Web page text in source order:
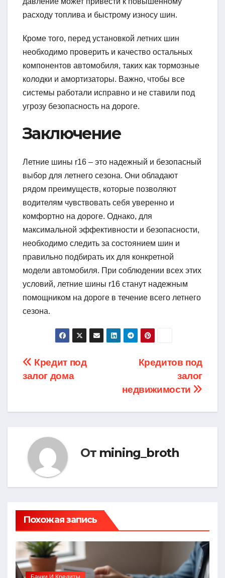
расходу топлива и быстрому износу шин.
Кроме того, перед установкой летних шин
необходимо проверить и качество остальных
компонентов автомобиля, таких как тормозные
колодки и амортизаторы. Важно, чтобы все
системы работали исправно и не ставили под
угрозу безопасность на дороге.
Заключение
Летние шины r16 – это надежный и безопасный
выбор для летнего сезона. Они обладают
рядом преимуществ, которые позволяют
водителям чувствовать себя уверенно и
комфортно на дороге. Однако, для
максимальной эффективности и безопасности,
необходимо следить за состоянием шин и
правильно подбирать их для конкретной
модели автомобиля. При соблюдении всех этих
условий, летние шины r16 станут надежным
помощником на дороге в течение всего летнего
сезона.
Навигация
записям
Кредитов под
залог
недвижимости
Кредит под
залог дома
От mining_broth
Похожая запись